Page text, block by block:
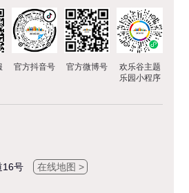
官方抖音号 官方微博号
欢乐谷主题
乐园小程序
16号
在线地图 >